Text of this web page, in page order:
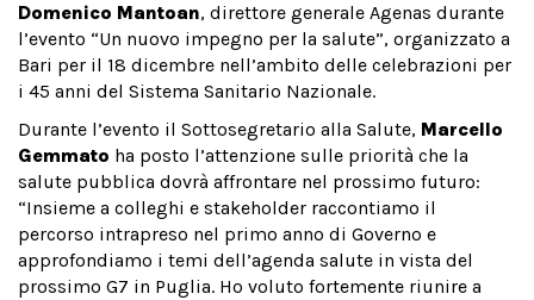
Domenico Mantoan, direttore generale Agenas durante
l’evento “Un nuovo impegno per la salute”, organizzato a
Bari per il 18 dicembre nell’ambito delle celebrazioni per
i 45 anni del Sistema Sanitario Nazionale.
Durante l’evento il Sottosegretario alla Salute, Marcello
Gemmato ha posto l’attenzione sulle priorità che la
salute pubblica dovrà affrontare nel prossimo futuro:
“Insieme a colleghi e stakeholder raccontiamo il
percorso intrapreso nel primo anno di Governo e
approfondiamo i temi dell’agenda salute in vista del
prossimo G7 in Puglia. Ho voluto fortemente riunire a